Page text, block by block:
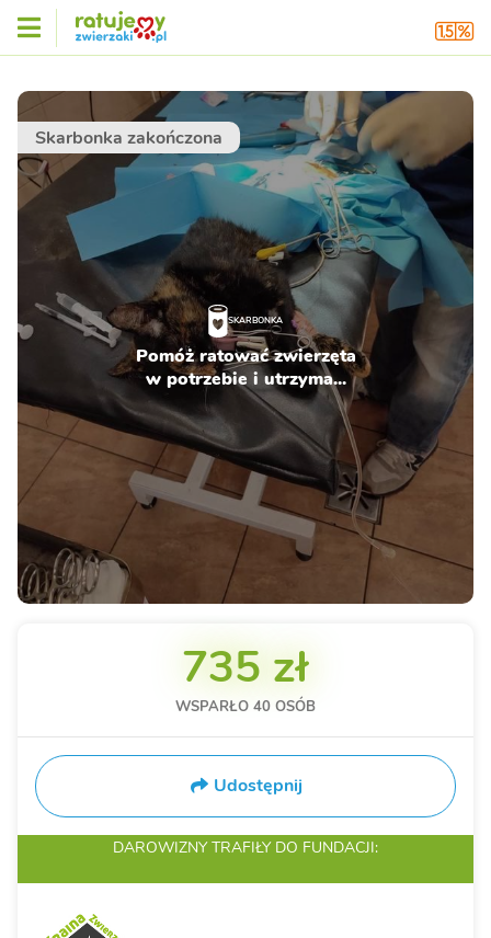
Skarbonka zakończona
SKARBONKA
Pomóż ratować zwierzęta
w potrzebie i utrzyma...
735 zł
WSPARŁO 40 OSÓB
Udostępnij
DAROWIZNY TRAFIŁY DO FUNDACJI: